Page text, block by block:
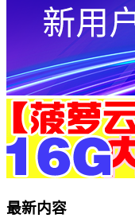
最新内容